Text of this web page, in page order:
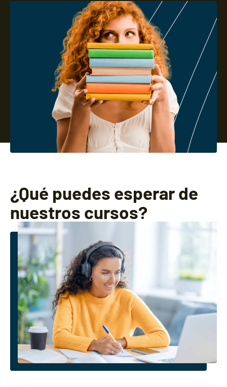
¿Qué puedes esperar de
nuestros cursos?